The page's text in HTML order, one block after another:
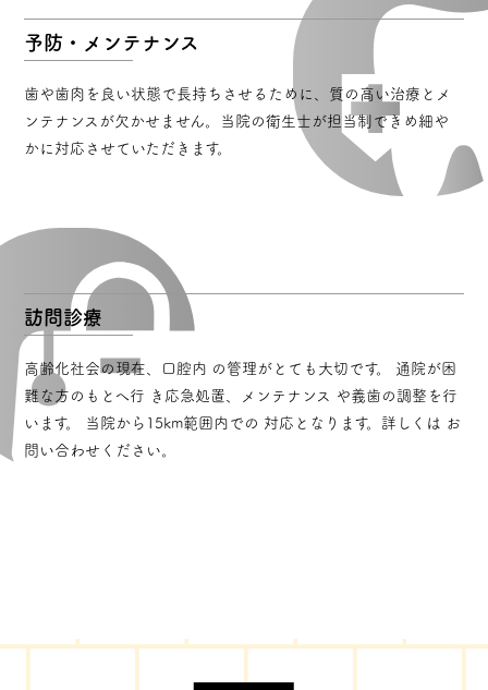
予防・メンテナンス
歯や歯肉を良い状態で長持ちさせるために、質の高い治療とメ
ンテナンスが欠かせません。当院の衛生士が担当制できめ細や
かに対応させていただきます。
訪問診療
高齢化社会の現在、口腔内 の管理がとても大切です。 通院が困
難な方のもとへ行 き応急処置、メンテナンス や義歯の調整を行
います。 当院から15km範囲内での 対応となります。詳しくは お
問い合わせください。